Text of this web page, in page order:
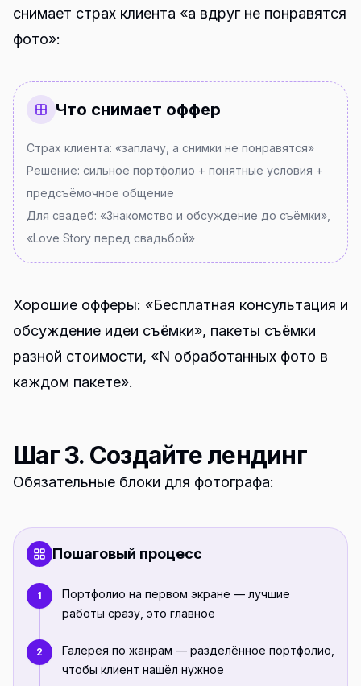
снимает страх клиента «а вдруг не понравятся
фото»:
Что снимает оффер
Страх клиента: «заплачу, а снимки не понравятся»
Решение: сильное портфолио + понятные условия +
предсъёмочное общение
Для свадеб: «Знакомство и обсуждение до съёмки»,
«Love Story перед свадьбой»
Хорошие офферы: «Бесплатная консультация и
обсуждение идеи съёмки», пакеты съёмки
разной стоимости, «N обработанных фото в
каждом пакете».
Шаг 3. Создайте лендинг
Обязательные блоки для фотографа:
Пошаговый процесс
1
Портфолио на первом экране — лучшие
работы сразу, это главное
2
Галерея по жанрам — разделённое портфолио,
чтобы клиент нашёл нужное